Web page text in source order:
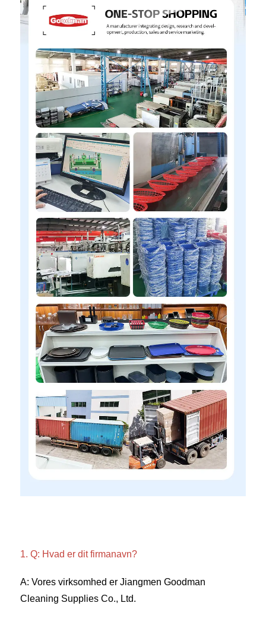
1. Q: Hvad er dit firmanavn?
A: Vores virksomhed er Jiangmen Goodman
Cleaning Supplies Co., Ltd.